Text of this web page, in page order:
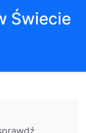
Świecie